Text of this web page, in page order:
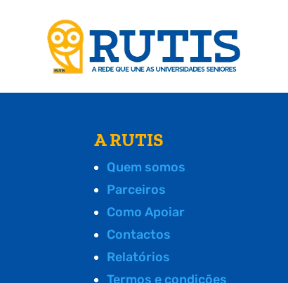
A RUTIS
Quem somos
Parceiros
Como Apoiar
Contactos
Relatórios
Termos e condições